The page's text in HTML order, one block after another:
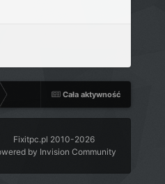
Cała aktywność
Fixitpc.pl 2010-2026
by Invision Community